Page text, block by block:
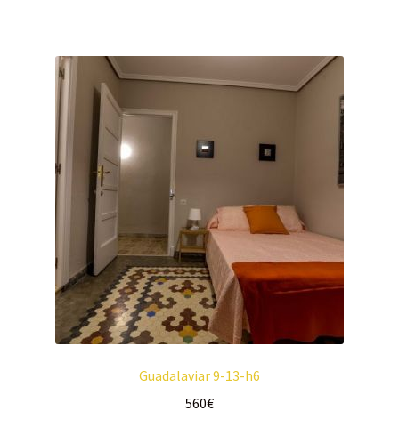
Guadalaviar 9-13-h6
560€